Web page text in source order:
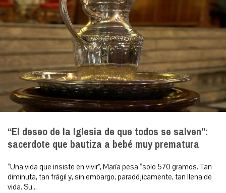
“El deseo de la Iglesia de que todos se salven”:
sacerdote que bautiza a bebé muy prematura
“Una vida que insiste en vivir”, María pesa “solo 570 gramos. Tan
diminuta, tan frágil y, sin embargo, paradójicamente, tan llena de
vida. Su...